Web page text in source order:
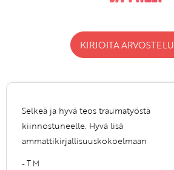
KIRJOITA ARVOSTELU
Selkeä ja hyvä teos traumatyöstä
kiinnostuneelle. Hyvä lisä
ammattikirjallisuuskokoelmaan
- T M